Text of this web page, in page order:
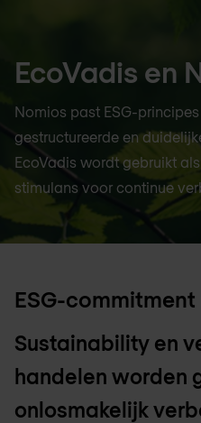
EcoVadis en
Nomios past ESG-
gestructureerde en
EcoVadis wordt gebruikt
stimulans voor continue
ESG-commitment
Sustainability en
handelen worden
onlosmakelijk